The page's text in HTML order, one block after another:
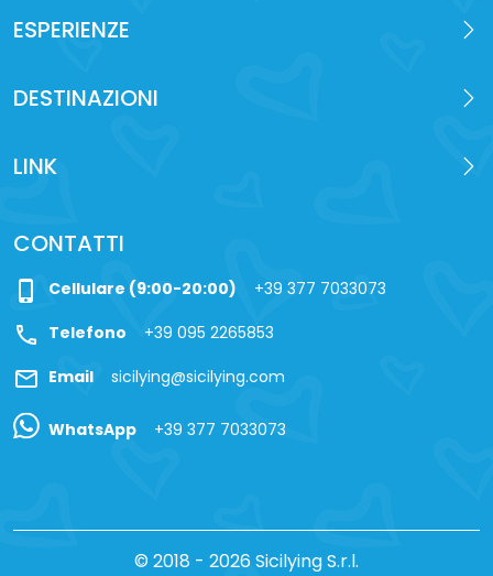
ESPERIENZE
DESTINAZIONI
LINK
CONTATTI
phone_iphone Cellulare (9:00-20:00) +39 377 7033073
call Telefono +39 095 2265853
mail Email sicilying@sicilying.com
WhatsApp +39 377 7033073
© 2018 - 2026 Sicilying S.r.l.